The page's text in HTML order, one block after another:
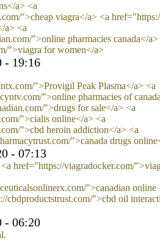
a> <a
">cheap viagra</a> <a
a> <a
">online pharmacies canada</a>
">viagra for women</a>
- 19:16
">Provigil Peak Plasma</a> <a
">online pharmacies of
">drugs for sale</a> <a
">cialis online</a> <a
">cbd heroin addiction</a> <a
">canada drugs
- 07:13
href="https://viagradocker.com/
">canadian online
cbdproductstrust.com/">cbd oil
- 06:20